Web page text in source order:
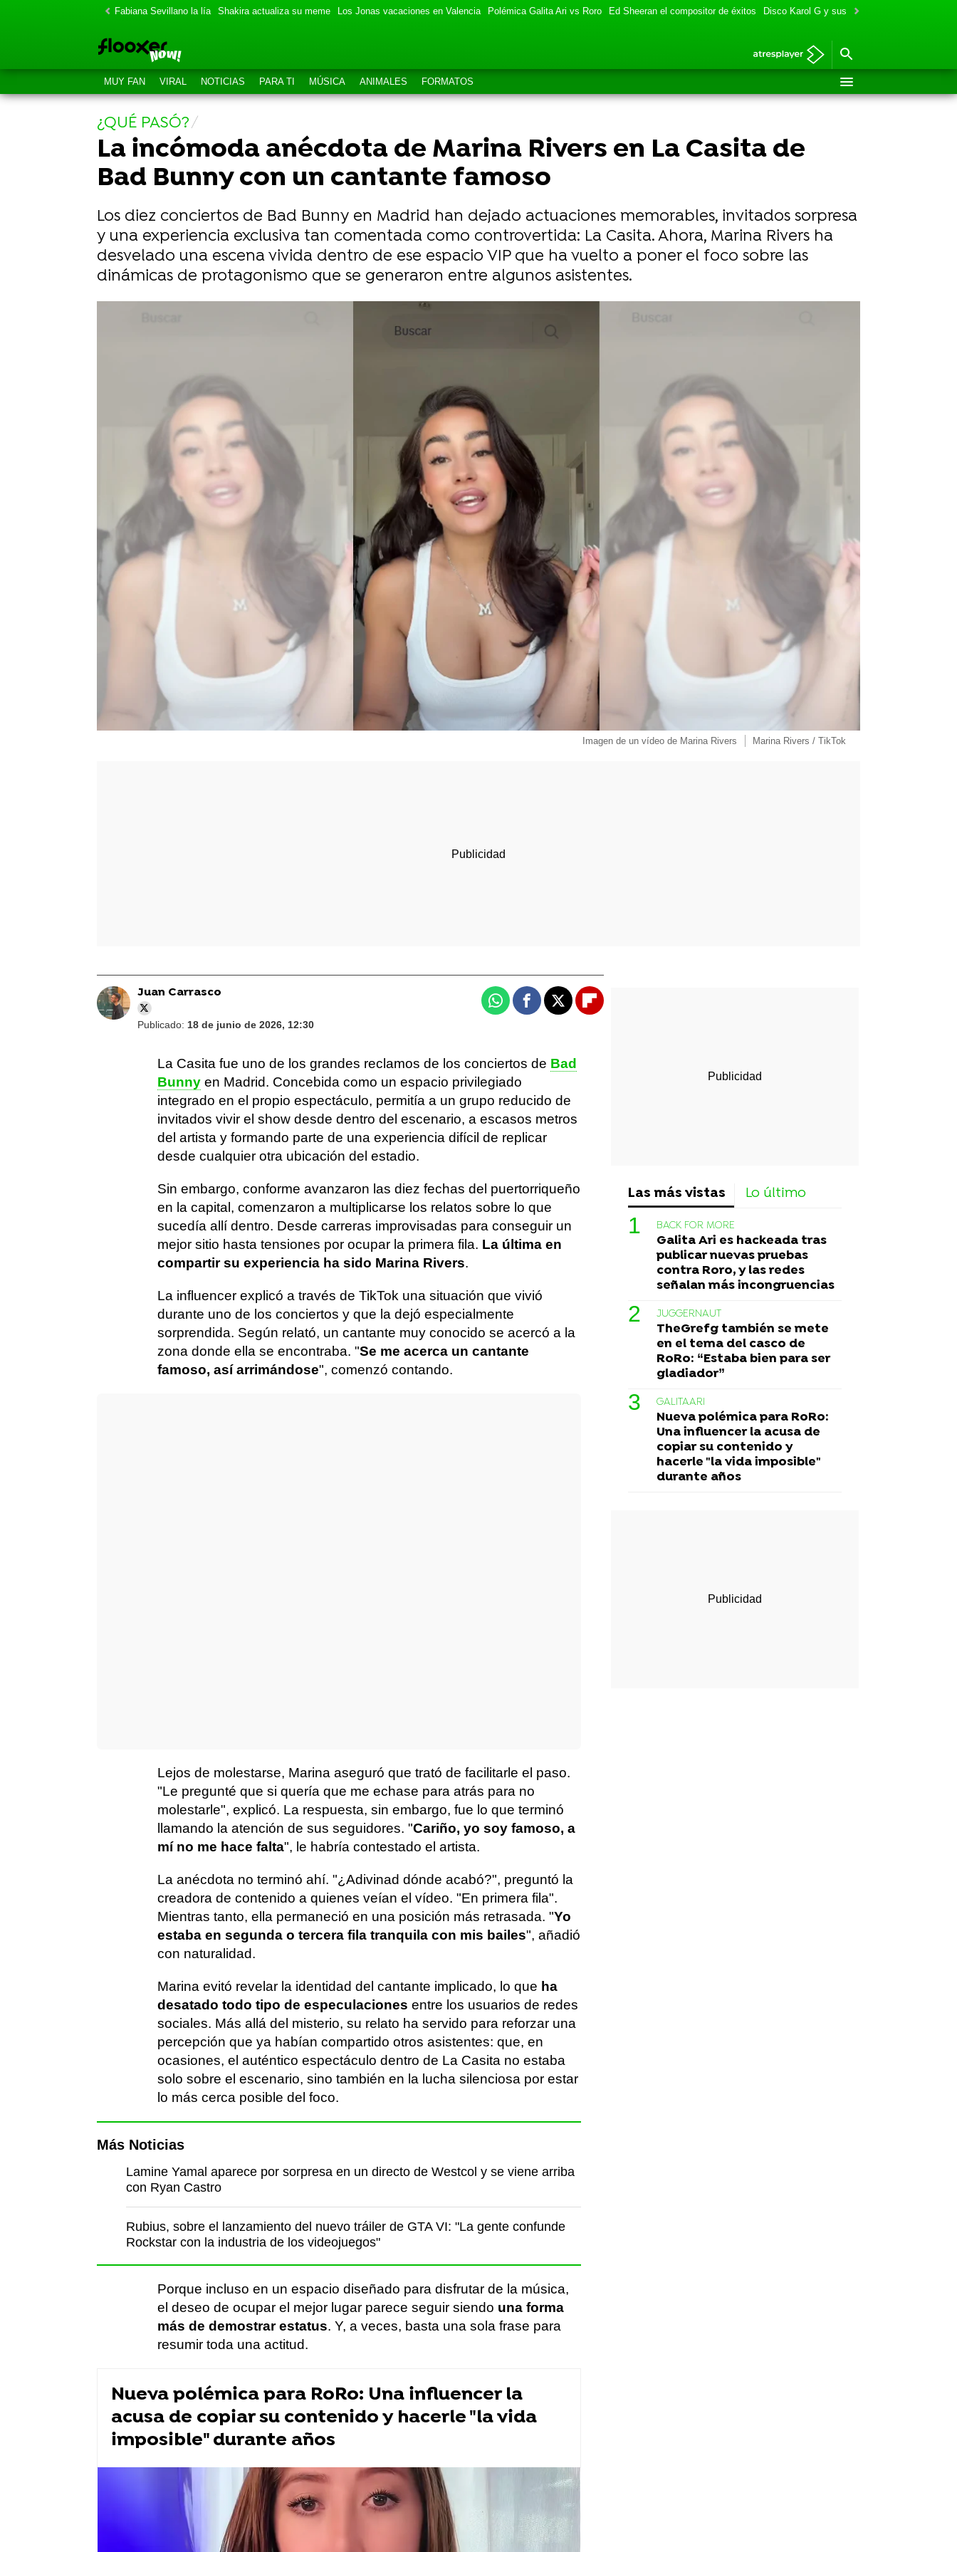
Fabiana Sevillano la lía Shakira actualiza su meme Los Jonas vacaciones en Valencia Polémica Galita Ari vs Roro Ed Sheeran el compositor de éxitos Disco Karol G y sus colaboraciones
MUY FAN VIRAL NOTICIAS PARA TI MÚSICA ANIMALES FORMATOS
¿QUÉ PASÓ?
La incómoda anécdota de Marina Rivers en La Casita de
Bad Bunny con un cantante famoso
Los diez conciertos de Bad Bunny en Madrid han dejado actuaciones memorables, invitados sorpresa
y una experiencia exclusiva tan comentada como controvertida: La Casita. Ahora, Marina Rivers ha
desvelado una escena vivida dentro de ese espacio VIP que ha vuelto a poner el foco sobre las
dinámicas de protagonismo que se generaron entre algunos asistentes.
Imagen de un vídeo de Marina Rivers Marina Rivers / TikTok
Juan Carrasco
Publicado: 18 de junio de 2026, 12:30
WhatsappFacebook
X Flipboard
La Casita fue uno de los grandes reclamos de los conciertos de Bad
Bunny en Madrid. Concebida como un espacio privilegiado
integrado en el propio espectáculo, permitía a un grupo reducido de
invitados vivir el show desde dentro del escenario, a escasos metros
del artista y formando parte de una experiencia difícil de replicar
desde cualquier otra ubicación del estadio.
Sin embargo, conforme avanzaron las diez fechas del puertorriqueño
en la capital, comenzaron a multiplicarse los relatos sobre lo que
sucedía allí dentro. Desde carreras improvisadas para conseguir un
mejor sitio hasta tensiones por ocupar la primera fila. La última en
compartir su experiencia ha sido Marina Rivers.
La influencer explicó a través de TikTok una situación que vivió
durante uno de los conciertos y que la dejó especialmente
sorprendida. Según relató, un cantante muy conocido se acercó a la
zona donde ella se encontraba. "Se me acerca un cantante
famoso, así arrimándose", comenzó contando.
Lejos de molestarse, Marina aseguró que trató de facilitarle el paso.
"Le pregunté que si quería que me echase para atrás para no
molestarle", explicó. La respuesta, sin embargo, fue lo que terminó
llamando la atención de sus seguidores. "Cariño, yo soy famoso, a
mí no me hace falta", le habría contestado el artista.
La anécdota no terminó ahí. "¿Adivinad dónde acabó?", preguntó la
creadora de contenido a quienes veían el vídeo. "En primera fila".
Mientras tanto, ella permaneció en una posición más retrasada. "Yo
estaba en segunda o tercera fila tranquila con mis bailes", añadió
con naturalidad.
Marina evitó revelar la identidad del cantante implicado, lo que ha
desatado todo tipo de especulaciones entre los usuarios de redes
sociales. Más allá del misterio, su relato ha servido para reforzar una
percepción que ya habían compartido otros asistentes: que, en
ocasiones, el auténtico espectáculo dentro de La Casita no estaba
solo sobre el escenario, sino también en la lucha silenciosa por estar
lo más cerca posible del foco.
Más Noticias
Lamine Yamal aparece por sorpresa en un directo de Westcol y se viene arriba
con Ryan Castro
Rubius, sobre el lanzamiento del nuevo tráiler de GTA VI: "La gente confunde
Rockstar con la industria de los videojuegos"
Porque incluso en un espacio diseñado para disfrutar de la música,
el deseo de ocupar el mejor lugar parece seguir siendo una forma
más de demostrar estatus. Y, a veces, basta una sola frase para
resumir toda una actitud.
Nueva polémica para RoRo: Una influencer la
acusa de copiar su contenido y hacerle "la vida
imposible" durante años
Bad Bunny Marina Rivers
Las más vistas Lo último
BACK FOR MORE
Galita Ari es hackeada tras
publicar nuevas pruebas
contra Roro, y las redes
señalan más incongruencias
JUGGERNAUT
TheGrefg también se mete
en el tema del casco de
RoRo: “Estaba bien para ser
gladiador”
GALITAARI
Nueva polémica para RoRo:
Una influencer la acusa de
copiar su contenido y
hacerle "la vida imposible"
durante años